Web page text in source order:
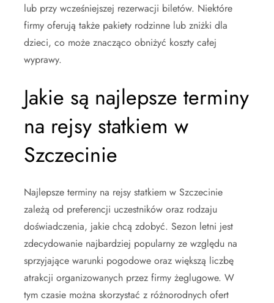
lub przy wcześniejszej rezerwacji biletów. Niektóre
firmy oferują także pakiety rodzinne lub zniżki dla
dzieci, co może znacząco obniżyć koszty całej
wyprawy.
Jakie są najlepsze terminy
na rejsy statkiem w
Szczecinie
Najlepsze terminy na rejsy statkiem w Szczecinie
zależą od preferencji uczestników oraz rodzaju
doświadczenia, jakie chcą zdobyć. Sezon letni jest
zdecydowanie najbardziej popularny ze względu na
sprzyjające warunki pogodowe oraz większą liczbę
atrakcji organizowanych przez firmy żeglugowe. W
tym czasie można skorzystać z różnorodnych ofert